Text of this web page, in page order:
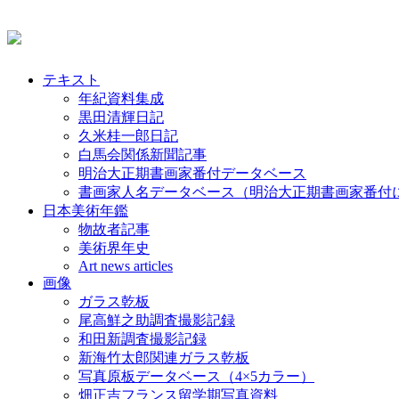
テキスト
年紀資料集成
黒田清輝日記
久米桂一郎日記
白馬会関係新聞記事
明治大正期書画家番付データベース
書画家人名データベース（明治大正期書画家番付
日本美術年鑑
物故者記事
美術界年史
Art news articles
画像
ガラス乾板
尾高鮮之助調査撮影記録
和田新調査撮影記録
新海竹太郎関連ガラス乾板
写真原板データベース（4×5カラー）
畑正吉フランス留学期写真資料